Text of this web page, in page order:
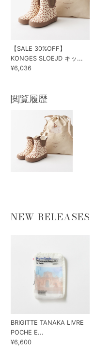
【SALE 30%OFF】
KONGES SLOEJD キッ...
¥6,036
閲覧履歴
NEW RELEASES
BRIGITTE TANAKA LIVRE
POCHE E...
¥6,600